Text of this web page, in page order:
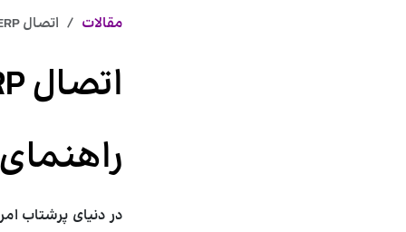
مقالات اتصال ERP ابری به فروشگاه اینترنتی: راهنمای جامع و کاربردی
در دنیای پرشتاب